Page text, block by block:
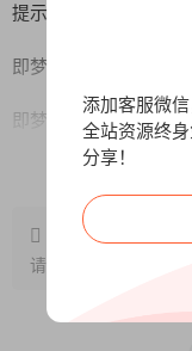
提示词进阶:BRTR框
即梦4.0模型图像融合
即梦智能画布使用技巧
审美提升:精准控制画
审美提升:培养AI绘画
原文链接： http://
请注明出处~~~
添加客服微
全站资源终
分享！